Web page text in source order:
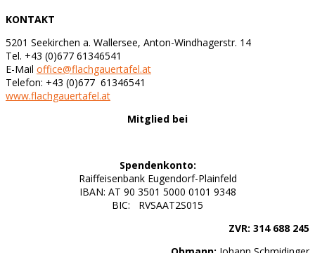
KONTAKT
5201 Seekirchen a. Wallersee, Anton-Windhagerstr. 14
Tel. +43 (0)677 61346541
E-Mail office@flachgauertafel.at
Telefon: +43 (0)677 61346541
www.flachgauertafel.at
Mitglied bei
Spendenkonto:
Raiffeisenbank Eugendorf-Plainfeld
IBAN: AT 90 3501 5000 0101 9348
BIC: RVSAAT2S015
ZVR: 314 688 245